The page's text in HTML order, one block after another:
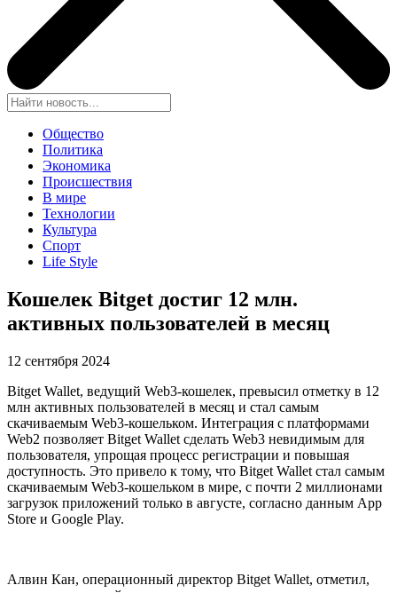
Общество
Политика
Экономика
Происшествия
В мире
Технологии
Культура
Спорт
Life Style
Кошелек Bitget достиг 12 млн.
активных пользователей в месяц
12 сентября 2024
Bitget Wallet, ведущий Web3-кошелек, превысил отметку в 12
млн активных пользователей в месяц и стал самым
скачиваемым Web3-кошельком. Интеграция с платформами
Web2 позволяет Bitget Wallet сделать Web3 невидимым для
пользователя, упрощая процесс регистрации и повышая
доступность. Это привело к тому, что Bitget Wallet стал самым
скачиваемым Web3-кошельком в мире, с почти 2 миллионами
загрузок приложений только в августе, согласно данным App
Store и Google Play.
Алвин Кан, операционный директор Bitget Wallet, отметил,